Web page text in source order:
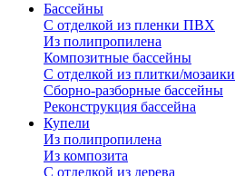
Бассейны
С отделкой из пленки ПВХ
Из полипропилена
Композитные бассейны
С отделкой из плитки/мозаики
Сборно-разборные бассейны
Реконструкция бассейна
Купели
Из полипропилена
Из композита
С отделкой из дерева